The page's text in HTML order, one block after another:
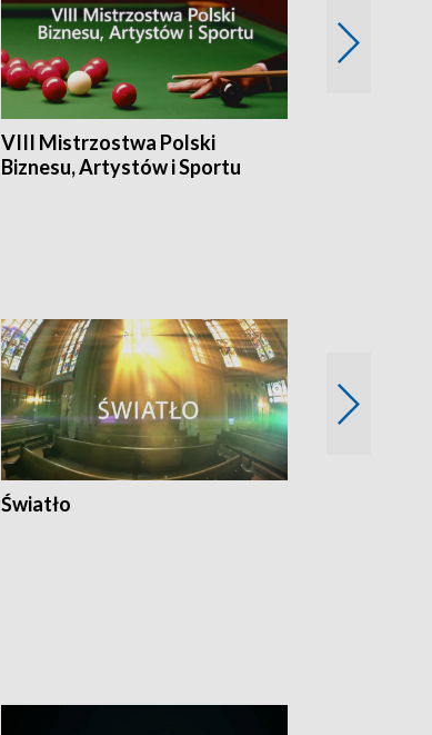
VIII Mistrzostwa Polski
Biznesu, Artystów i Sportu
Światło